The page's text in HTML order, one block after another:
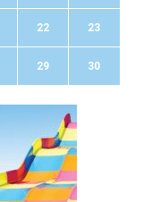
22 23
29 30